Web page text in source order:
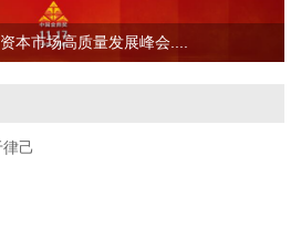
作协议。根据协议，双方将充分发挥
、优势互补，加快培育新质生产力，
推广的示范应用场景，为智慧绿色港
本市场高质量发展峰会....